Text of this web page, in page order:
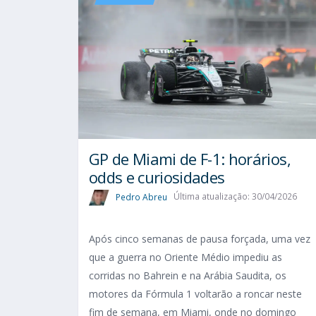
GP de Miami de F-1: horários,
odds e curiosidades
Pedro Abreu Última atualização: 30/04/2026
Após cinco semanas de pausa forçada, uma vez
que a guerra no Oriente Médio impediu as
corridas no Bahrein e na Arábia Saudita, os
motores da Fórmula 1 voltarão a roncar neste
fim de semana, em Miami, onde no domingo